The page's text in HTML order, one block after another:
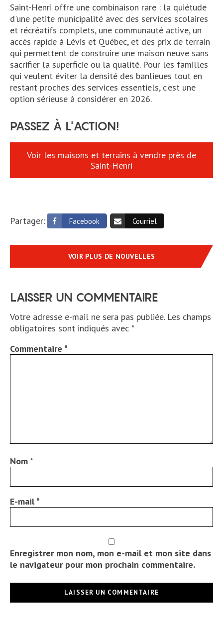
Saint-Henri offre une combinaison rare : la quiétude
d'une petite municipalité avec des services scolaires
et récréatifs complets, une communauté active, un
accès rapide à Lévis et Québec, et des prix de terrain
qui permettent de construire une maison neuve sans
sacrifier la superficie ou la qualité. Pour les familles
qui veulent éviter la densité des banlieues tout en
restant proches des services essentiels, c'est une
option sérieuse à considérer en 2026.
PASSEZ À L'ACTION!
Voir les maisons et terrains à vendre près de
Saint-Henri
Partager: Facebook Courriel
VOIR PLUS DE NOUVELLES
LAISSER UN COMMENTAIRE
Votre adresse e-mail ne sera pas publiée. Les champs
obligatoires sont indiqués avec *
Commentaire *
Nom *
E-mail*
Enregistrer mon nom, mon e-mail et mon site dans
le navigateur pour mon prochain commentaire.